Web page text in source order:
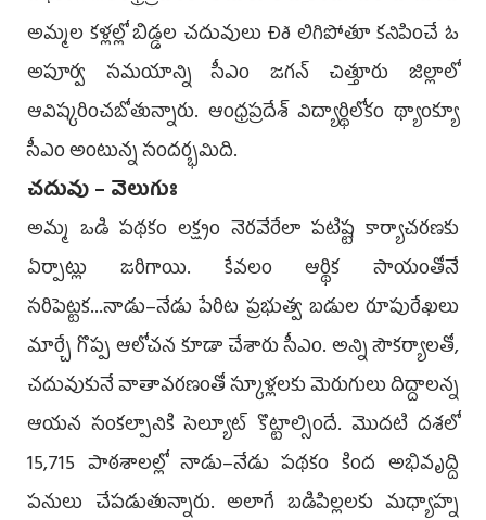
అమ్మల కళ్లల్లో బిడ్డల చదువులు Ðð లిగిపోతూ కనిపించే ఓ
అపూర్వ సమయాన్ని సీఎం జగన్‌ చిత్తూరు జిల్లాలో
ఆవిష్కరించబోతున్నారు. ఆంధ్రప్రదేశ్‌ విద్యార్థిలోకం థ్యాంక్యూ
సీఎం అంటున్న సందర్భమిది.
చదువు – వెలుగుః
అమ్మ ఒడి పథకం లక్ష్యం నెరవేరేలా పటిష్ట కార్యాచరణకు
ఏర్పాట్లు జరిగాయి. కేవలం ఆర్థిక సాయంతోనే
సరిపెట్టక...నాడు–నేడు పేరిట ప్రభుత్వ బడుల రూపురేఖలు
మార్చే గొప్ప ఆలోచన కూడా చేశారు సీఎం. అన్ని సౌకర్యాలతో,
చదువుకునే వాతావరణంతో స్కూళ్లలకు మెరుగులు దిద్దాలన్న
ఆయన సంకల్పానికి సెల్యూట్‌ కొట్టాల్సిందే. మొదటి దశలో
15,715 పాఠశాలల్లో నాడు–నేడు పథకం కింద అభివృద్ది
పనులు చేపడుతున్నారు. అలాగే బడిపిల్లలకు మధ్యాహ్న